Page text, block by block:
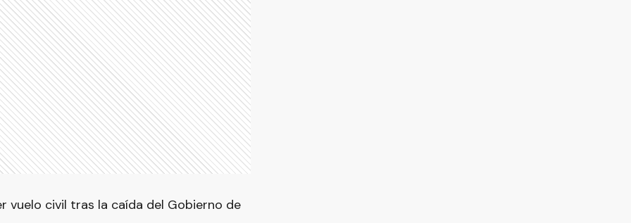
vuelo civil tras la caída del Gobierno de